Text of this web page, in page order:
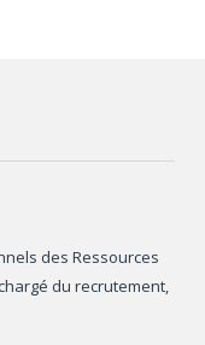
des Ressources
du recrutement,